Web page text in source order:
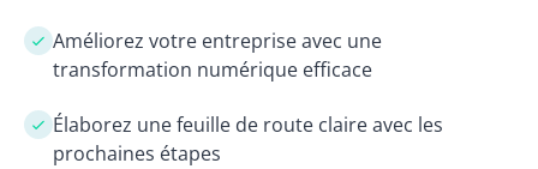
Améliorez votre entreprise avec une
transformation numérique efficace
Élaborez une feuille de route claire avec les
prochaines étapes